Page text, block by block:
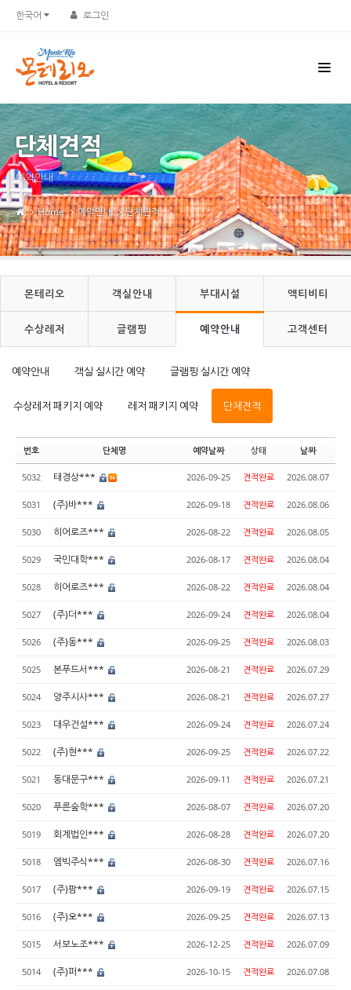
한국어 로그인
단체견적
예약안내
Home 예약안내 단체견적
몬테리오 객실안내 부대시설 액티비티
수상레저 글램핑 예약안내 고객센터
예약안내 객실 실시간 예약 글램핑 실시간 예약
수상레저 패키지 예약 레저 패키지 예약 단체견적
번호 단체명 예약날짜 상태 날짜
5032 태경상*** 2026-09-25 견적완료 2026.08.07
5031 (주)바*** 2026-09-18 견적완료 2026.08.06
5030 히어로즈*** 2026-08-22 견적완료 2026.08.05
5029 국민대학*** 2026-08-17 견적완료 2026.08.04
5028 히어로즈*** 2026-08-22 견적완료 2026.08.04
5027 (주)더*** 2026-09-24 견적완료 2026.08.04
5026 (주)동*** 2026-09-25 견적완료 2026.08.03
5025 본푸드서*** 2026-08-21 견적완료 2026.07.29
5024 양주시사*** 2026-08-21 견적완료 2026.07.27
5023 대우건설*** 2026-09-24 견적완료 2026.07.24
5022 (주)현*** 2026-09-25 견적완료 2026.07.22
5021 동대문구*** 2026-09-11 견적완료 2026.07.21
5020 푸른숲학*** 2026-08-07 견적완료 2026.07.20
5019 회계법인*** 2026-08-28 견적완료 2026.07.20
5018 엠빅주식*** 2026-08-30 견적완료 2026.07.16
5017 (주)팜*** 2026-09-19 견적완료 2026.07.15
5016 (주)오*** 2026-09-25 견적완료 2026.07.13
5015 서보노조*** 2026-12-25 견적완료 2026.07.09
5014 (주)퍼*** 2026-10-15 견적완료 2026.07.08
Sketchbook5, 스케치북5